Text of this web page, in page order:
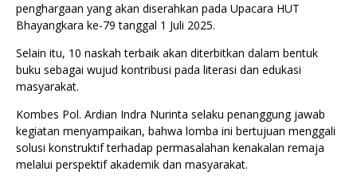
penghargaan yang akan diserahkan pada Upacara HUT
Bhayangkara ke-79 tanggal 1 Juli 2025.
Selain itu, 10 naskah terbaik akan diterbitkan dalam bentuk
buku sebagai wujud kontribusi pada literasi dan edukasi
masyarakat.
Kombes Pol. Ardian Indra Nurinta selaku penanggung jawab
kegiatan menyampaikan, bahwa lomba ini bertujuan menggali
solusi konstruktif terhadap permasalahan kenakalan remaja
melalui perspektif akademik dan masyarakat.